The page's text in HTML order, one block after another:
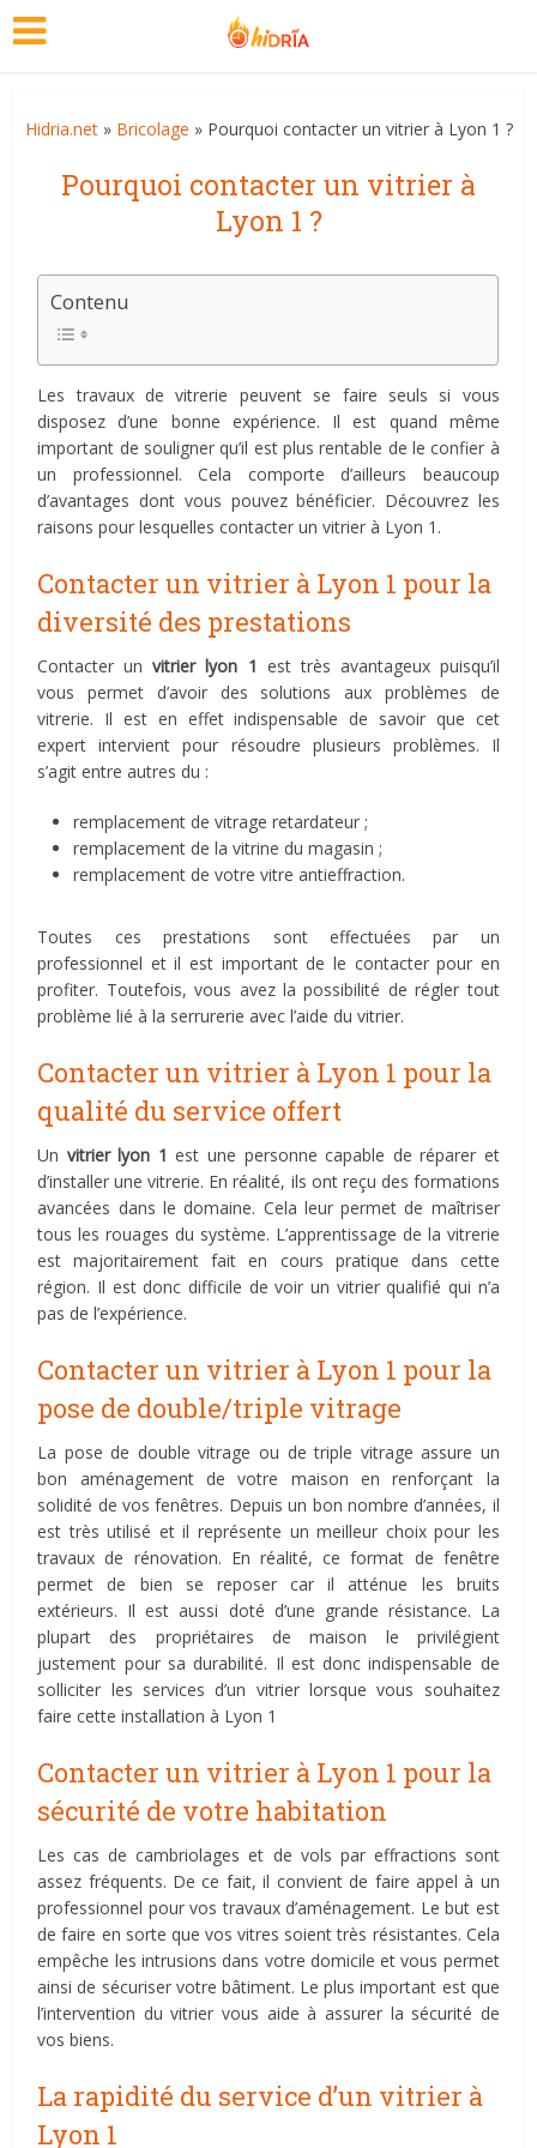
Hidria.net» Bricolage » Pourquoi contacter un vitrier à Lyon 1 ?
Pourquoi contacter un vitrier à
Lyon 1 ?
Contenu
Les travaux de vitrerie peuvent se faire seuls si vous
disposez d’une bonne expérience. Il est quand même
important de souligner qu’il est plus rentable de le confier à
un professionnel. Cela comporte d’ailleurs beaucoup
d’avantages dont vous pouvez bénéficier. Découvrez les
raisons pour lesquelles contacter un vitrier à Lyon 1.
Contacter un vitrier à Lyon 1 pour la
diversité des prestations
Contacter unvitrier lyon 1 est très avantageux puisqu’il
vous permet d’avoir des solutions aux problèmes de
vitrerie. Il est en effet indispensable de savoir que cet
expert intervient pour résoudre plusieurs problèmes. Il
s’agit entre autres du :
remplacement de vitrage retardateur ;
remplacement de la vitrine du magasin ;
remplacement de votre vitre antieffraction.
Toutes ces prestations sont effectuées par un
professionnel et il est important de le contacter pour en
profiter. Toutefois, vous avez la possibilité de régler tout
problème lié à la serrurerie avec l’aide du vitrier.
Contacter un vitrier à Lyon 1 pour la
qualité du service offert
Un vitrier lyon 1 est une personne capable de réparer et
d’installer une vitrerie. En réalité, ils ont reçu des formations
avancées dans le domaine. Cela leur permet de maîtriser
tous les rouages du système. L’apprentissage de la vitrerie
est majoritairement fait en cours pratique dans cette
région. Il est donc difficile de voir un vitrier qualifié qui n’a
pas de l’expérience.
Contacter un vitrier à Lyon 1 pour la
pose de double/triple vitrage
La pose de double vitrage ou de triple vitrage assure un
bon aménagement de votre maison en renforçant la
solidité de vos fenêtres. Depuis un bon nombre d’années, il
est très utilisé et il représente un meilleur choix pour les
travaux de rénovation. En réalité, ce format de fenêtre
permet de bien se reposer car il atténue les bruits
extérieurs. Il est aussi doté d’une grande résistance. La
plupart des propriétaires de maison le privilégient
justement pour sa durabilité. Il est donc indispensable de
solliciter les services d’un vitrier lorsque vous souhaitez
faire cette installation à Lyon 1
Contacter un vitrier à Lyon 1 pour la
sécurité de votre habitation
Les cas de cambriolages et de vols par effractions sont
assez fréquents. De ce fait, il convient de faire appel à un
professionnel pour vos travaux d’aménagement. Le but est
de faire en sorte que vos vitres soient très résistantes. Cela
empêche les intrusions dans votre domicile et vous permet
ainsi de sécuriser votre bâtiment. Le plus important est que
l’intervention du vitrier vous aide à assurer la sécurité de
vos biens.
La rapidité du service d’un vitrier à
Lyon 1